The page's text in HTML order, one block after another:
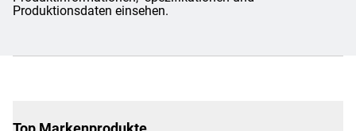
Produktionsdaten einsehen.